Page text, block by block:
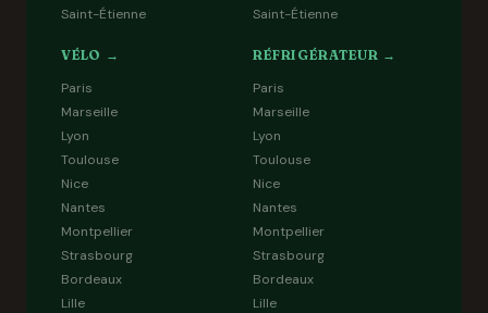
Saint-Étienne
Saint-Étienne
VÉLO →
Paris
Marseille
Lyon
Toulouse
Nice
Nantes
Montpellier
Strasbourg
Bordeaux
Lille
RÉFRIGÉRATEUR →
Paris
Marseille
Lyon
Toulouse
Nice
Nantes
Montpellier
Strasbourg
Bordeaux
Lille